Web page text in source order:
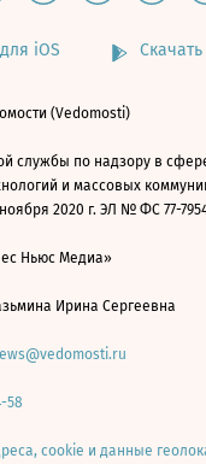
iOS
(Vedomosti)
службы по надзору в
и массовых
2020 г. ЭЛ № ФС 77-
Ньюс Медиа»
Ирина Сергеевна
58
cookie и данные